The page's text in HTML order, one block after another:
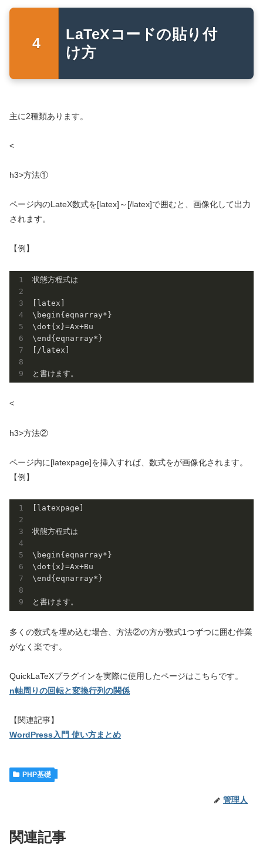
LaTeXコードの貼り付
け方
主に2種類あります。
<
h3>方法①
ページ内のLateX数式を[latex]～[/latex]で囲むと、画像化して出力
されます。
【例】
状態方程式は
[latex]
\begin{eqnarray*}
\dot{x}=Ax+Bu
\end{eqnarray*}
[/latex]
<
h3>方法②
ページ内に[latexpage]を挿入すれば、数式をが画像化されます。
【例】
[latexpage]
状態方程式は
\begin{eqnarray*}
\dot{x}=Ax+Bu
\end{eqnarray*}
多くの数式を埋め込む場合、方法②の方が数式1つずつに囲む作業
がなく楽です。
QuickLaTeXプラグインを実際に使用したページはこちらです。
n軸周りの回転と変換行列の関係
【関連記事】
WordPress入門 使い方まとめ
PHP基礎
管理人
関連記事